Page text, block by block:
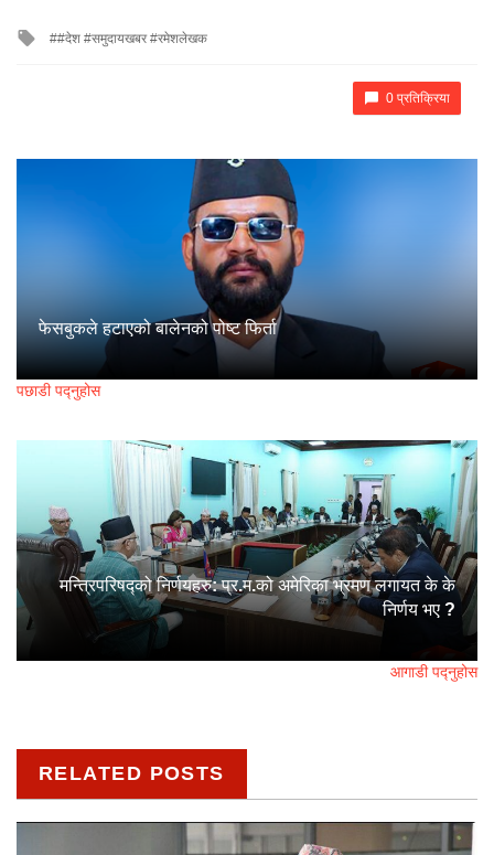
Tagged
#देश #समुदायखबर #रमेशलेखक
0 प्रतिक्रिया
फेसबुकले हटाएको बालेनको पोष्ट फिर्ता
पछाडी पद्नुहोस
मन्त्रिपरिषद्को निर्णयहरु: प्र.म.को अमेरिका भ्रमण लगायत के के
निर्णय भए ?
आगाडी पद्नुहोस
RELATED POSTS